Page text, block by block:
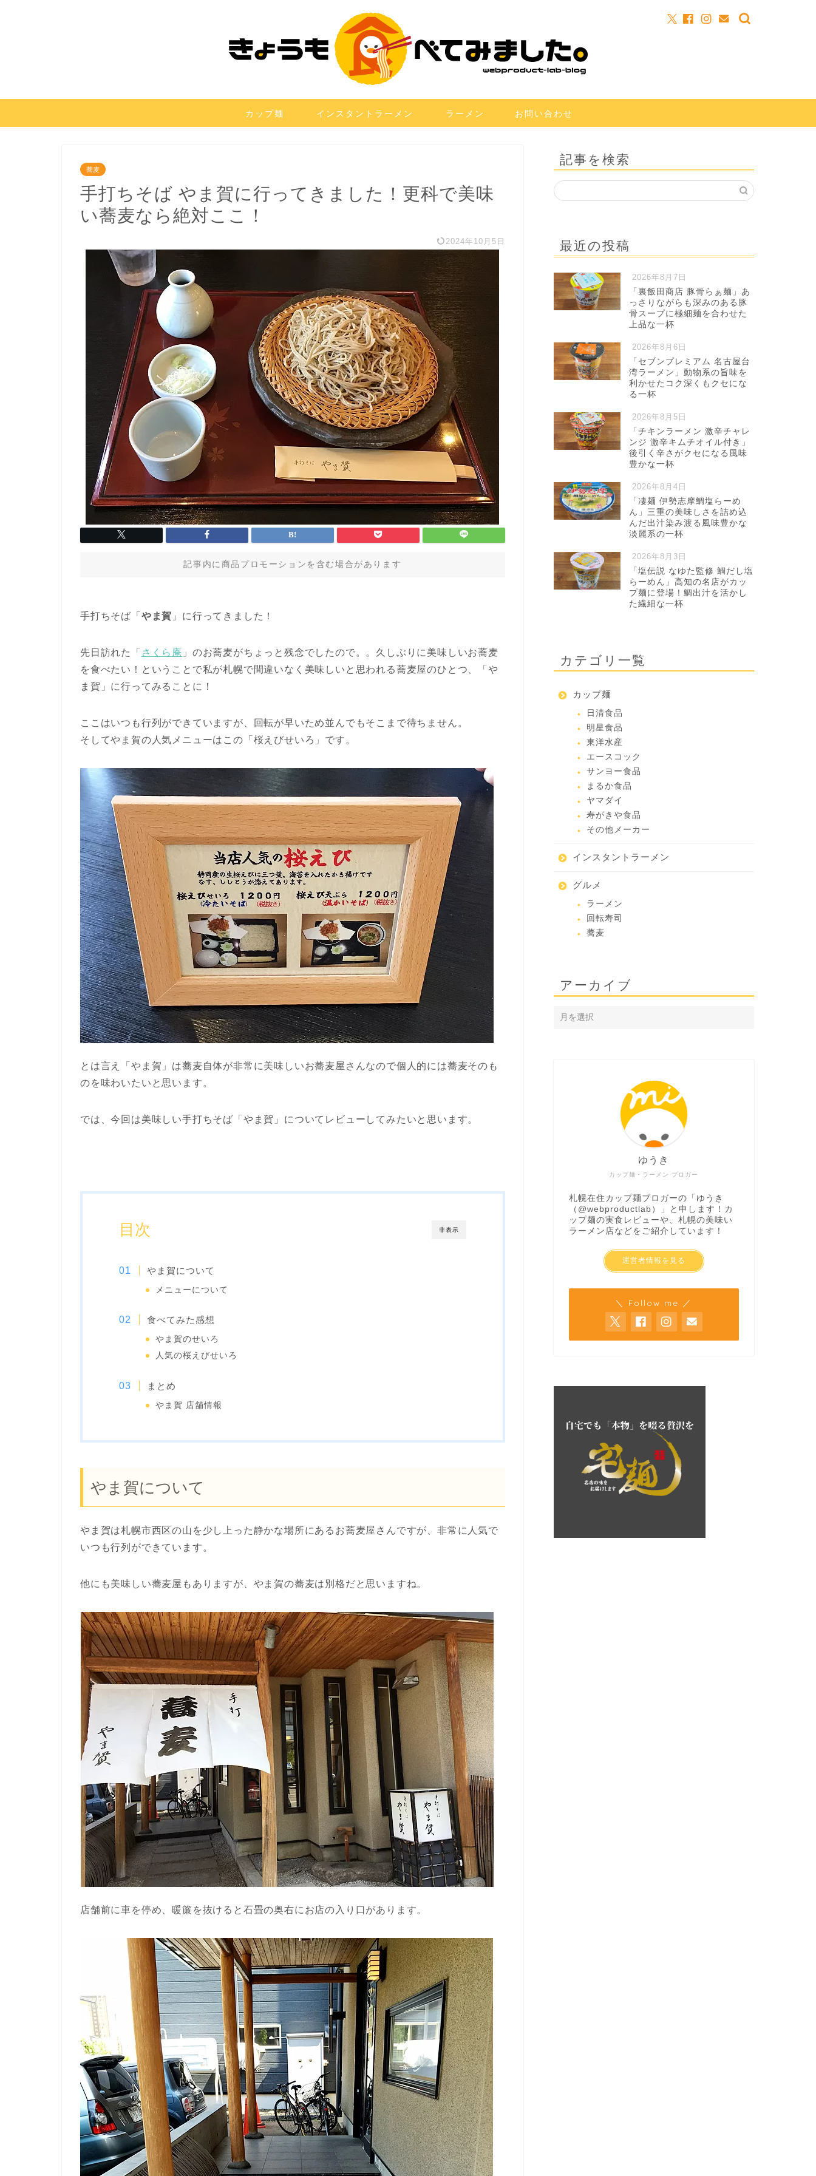
カップ麺 インスタントラーメン ラーメン お問い合わせ
蕎麦
手打ちそば やま賀に行ってきました！更科で美味
い蕎麦なら絶対ここ！
2024年10月5日
記事内に商品プロモーションを含む場合があります
手打ちそば「 やま賀 」に行ってきました！
先日訪れた「 さくら庵 」のお蕎麦がちょっと残念でしたので。。久しぶりに美味しいお蕎麦
を食べたい！ということで私が札幌で間違いなく美味しいと思われる蕎麦屋のひとつ、「や
ま賀」に行ってみることに！
ここはいつも行列ができていますが、回転が早いため並んでもそこまで待ちません。
そしてやま賀の人気メニューはこの「桜えびせいろ」です。
とは言え「やま賀」は蕎麦自体が非常に美味しいお蕎麦屋さんなので個人的には蕎麦そのも
のを味わいたいと思います。
では、今回は美味しい手打ちそば「やま賀」についてレビューしてみたいと思います。
非表示
目次
やま賀について
メニューについて
食べてみた感想
やま賀のせいろ
人気の桜えびせいろ
まとめ
やま賀 店舗情報
やま賀について
やま賀は札幌市西区の山を少し上った静かな場所にあるお蕎麦屋さんですが、非常に人気で
いつも行列ができています。
他にも美味しい蕎麦屋もありますが、やま賀の蕎麦は別格だと思いますね。
店舗前に車を停め、暖簾を抜けると石畳の奥右にお店の入り口があります。
記事を検索
最近の投稿
2026年8月7日
「裏飯田商店 豚骨らぁ麺」あ
っさりながらも深みのある豚
骨スープに極細麺を合わせた
上品な一杯
2026年8月6日
「セブンプレミアム 名古屋台
湾ラーメン」動物系の旨味を
利かせたコク深くもクセにな
る一杯
2026年8月5日
「チキンラーメン 激辛チャレ
ンジ 激辛キムチオイル付き」
後引く辛さがクセになる風味
豊かな一杯
2026年8月4日
「凄麺 伊勢志摩鯛塩らーめ
ん」三重の美味しさを詰め込
んだ出汁染み渡る風味豊かな
淡麗系の一杯
2026年8月3日
「塩伝説 なゆた監修 鯛だし塩
らーめん」高知の名店がカッ
プ麺に登場！鯛出汁を活かし
た繊細な一杯
カテゴリ一覧
カップ麺
日清食品
明星食品
東洋水産
エースコック
サンヨー食品
まるか食品
ヤマダイ
寿がきや食品
その他メーカー
インスタントラーメン
グルメ
ラーメン
回転寿司
蕎麦
アーカイブ
カップ麺・ラーメン ブロガー
ゆうき
札幌在住カップ麺ブロガーの「ゆうき
（ @webproductlab ）」と申します！カ
ップ麺の実食レビューや、札幌の美味い
ラーメン店などをご紹介しています！
運営者情報を見る
＼ Follow me ／